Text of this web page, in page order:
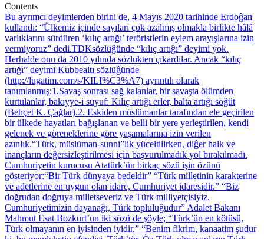
Contents
Bu ayrımcı deyimlerden birini de, 4 Mayıs 2020 tarihinde Erdoĝan
kullandı: “Ülkemiz içinde sayıları çok azalmış olmakla birlikte hâlâ
varlıklarını sürdüren ‘kılıç artığı’ teröristlerin eylem arayışlarına izin
vermiyoruz” dedi.TDKsözlüĝünde “kılıç artıĝı” deyimi yok.
Herhalde onu da 2010 yılında sözlükten çıkardılar. Ancak “kılıç
artığı” deyimi Kubbealtı sözlüĝünde
(http://lugatim.com/s/KILI%C3%A7) ayrıntılı olarak
tanımlanmış:1.Savaş sonrası sağ kalanlar, bir savaşta ölümden
kurtulanlar, bakıyye-i süyuf: Kılıç artığı erler, balta artığı söğüt
(Behçet K. Çağlar).2. Eskiden müslümanlar tarafından ele geçirilen
bir ülkede hayatları bağışlanan ve belli bir yere yerleştirilen, kendi
gelenek ve göreneklerine göre yaşamalarına izin verilen
azınlık.“Türk, müslüman-sunni”lik yüceltilirken, diĝer halk ve
inançların deĝersizleştirilmesi için başvurulmadık yol bırakılmadı.
Cumhuriyetin kurucusu Atatürk’ün birkaç sözü işin özünü
gösteriyor:“Bir Türk dünyaya bedeldir” “Türk milletinin karakterine
ve adetlerine en uygun olan idare, Cumhuriyet idaresidir.” “Biz
doğrudan doğruya milletseveriz ve Türk milliyetçisiyiz.
Cumhuriyetimizin dayanağı, Türk topluluğudur” Adalet Bakanı
Mahmut Esat Bozkurt’un iki sözü de şöyle; “Türk’ün en kötüsü,
Türk olmayanın en iyisinden iyidir.” “Benim fikrim, kanaatim şudur